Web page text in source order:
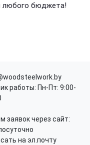
любого бюджета!
работы: Пн-Пт: 9:00-
заявок через сайт:
на эл.почту